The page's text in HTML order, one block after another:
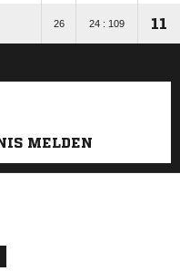
26 24 : 109 11
MELDEN